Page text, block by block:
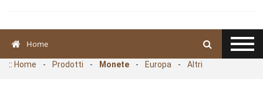
Home
:: Home - Prodotti - Monete - Europa - Altri